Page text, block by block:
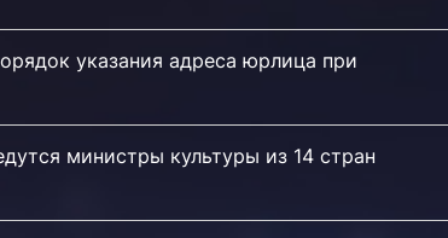
указания адреса юрлица при
министры культуры из 14 стран